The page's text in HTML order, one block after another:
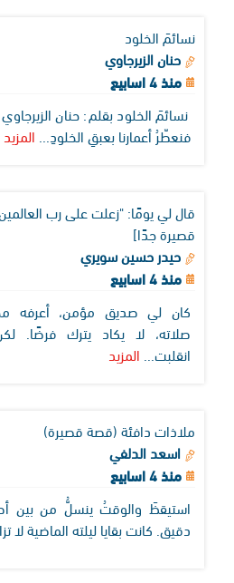
نسائمَ الخلود
حنان الزيرجاوي
منذ 4 اسابيع
نسائمَ الخلود بقلم: حنان
فنعطّرُ أعمارنا بعبقِ الخلودِ... المزيد
قال لي يومًا: "زعلت على رب
قصيرة جدًا]
حيدر حسين سويري
منذ 4 اسابيع
كان لي صديق مؤمن، أعرفه
صلاته، لا يكاد يترك فرضًا.
انقلبت... المزيد
ملاذات دافئة (قصة قصيرة)
اسعد الدلفي
منذ 4 اسابيع
استيقظَ والوقتُ ينسلُّ من بين
دقيق. كانت بقايا ليلته الماضية لا